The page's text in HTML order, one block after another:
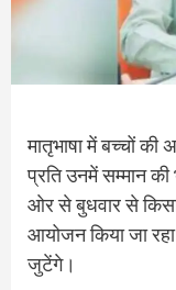
मातृभाषा में बच्चों की
प्रति उनमें सम्मान
ओर से बुधवार से
आयोजन किया जा
जुटेंगे।